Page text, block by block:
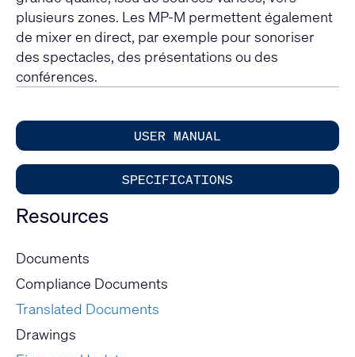
plusieurs zones. Les MP-M permettent également
de mixer en direct, par exemple pour sonoriser
des spectacles, des présentations ou des
conférences.
USER MANUAL
SPECIFICATIONS
Resources
Documents
Compliance Documents
Translated Documents
Drawings